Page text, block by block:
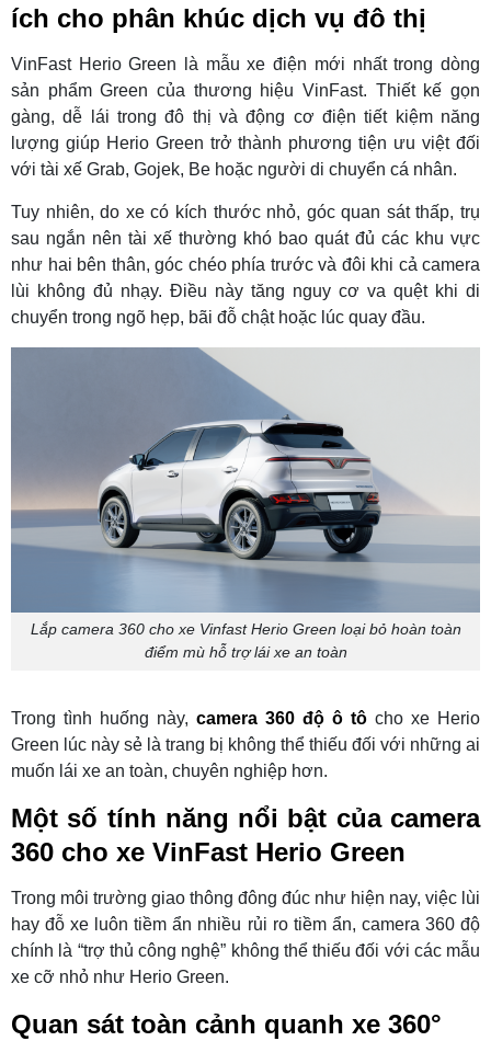
ích cho phân khúc dịch vụ đô thị
VinFast Herio Green là mẫu xe điện mới nhất trong dòng
sản phẩm Green của thương hiệu VinFast. Thiết kế gọn
gàng, dễ lái trong đô thị và động cơ điện tiết kiệm năng
lượng giúp Herio Green trở thành phương tiện ưu việt đối
với tài xế Grab, Gojek, Be hoặc người di chuyển cá nhân.
Tuy nhiên, do xe có kích thước nhỏ, góc quan sát thấp, trụ
sau ngắn nên tài xế thường khó bao quát đủ các khu vực
như hai bên thân, góc chéo phía trước và đôi khi cả camera
lùi không đủ nhạy. Điều này tăng nguy cơ va quệt khi di
chuyển trong ngõ hẹp, bãi đỗ chật hoặc lúc quay đầu.
Lắp camera 360 cho xe Vinfast Herio Green loại bỏ hoàn toàn
điểm mù hỗ trợ lái xe an toàn
Trong tình huống này, camera 360 độ ô tô cho xe Herio
Green lúc này sẻ là trang bị không thể thiếu đối với những ai
muốn lái xe an toàn, chuyên nghiệp hơn.
Một số tính năng nổi bật của camera
360 cho xe VinFast Herio Green
Trong môi trường giao thông đông đúc như hiện nay, việc lùi
hay đỗ xe luôn tiềm ẩn nhiều rủi ro tiềm ẩn, camera 360 độ
chính là “trợ thủ công nghệ” không thể thiếu đối với các mẫu
xe cỡ nhỏ như Herio Green.
Quan sát toàn cảnh quanh xe 360°